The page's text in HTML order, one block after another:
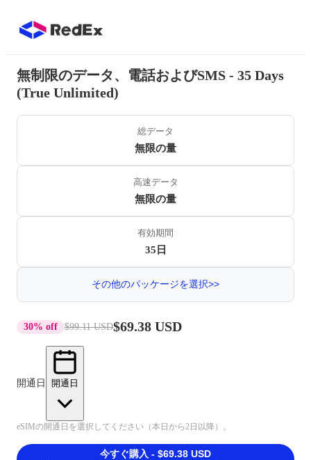
無制限のデータ、電話およびSMS - 35 Days
(True Unlimited)
総データ
無限の量
高速データ
無限の量
有効期間
35日
その他のパッケージを選択>>
30% off $99.11 USD$69.38 USD
開通日 開通日
eSIMの開通日を選択してください（本日から2日以降）。
今すぐ購入 - $69.38 USD